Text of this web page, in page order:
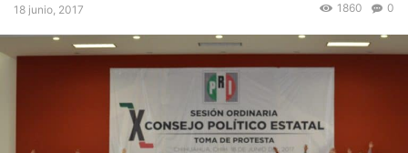
18 junio, 2017 0
1860